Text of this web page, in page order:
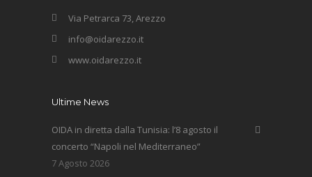
Via Petrarca 73, Arezzo
info@oidarezzo.it
www.oidarezzo.it
Ultime News
OIDA in diretta dalla Tunisia: l’8 agosto il
concerto “Napoli nel Mediterraneo”
7 Agosto 2026